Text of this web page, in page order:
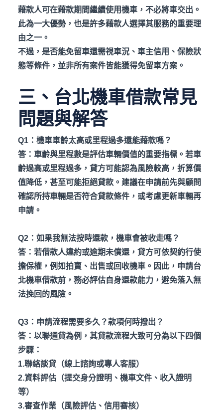
藉款人可在藉款期間繼續使用機車，不必將車交出。
此為一大優勢，也是許多藉款人選擇其服務的重要理
由之一。
不過，是否能免留車還需視車況、車主信用、保險狀
態等條件，並非所有案件皆能獲得免留車方案。
三、台北機車借款常見
問題與解答
Q1 ：機車車齡太高或里程過多還能藉款嗎？
答：車齡與里程數是評估車輛價值的重要指標。若車
齡過高或里程過多，貸方可能認為風險較高，折算價
值降低，甚至可能拒絕貸款。建議在申請前先與顧問
確認所持車輛是否符合貸款條件，或考慮更新車輛再
申請。
Q2 ：如果我無法按時還款，機車會被收走嗎？
答：若借款人違約或逾期未償還，貸方可依契約行使
擔保權，例如拍賣、出售或回收機車。因此，申請台
北機車借款前，務必評估自身還款能力，避免落入無
法挽回的風險。
Q3 ：申請流程需要多久？款項何時撥出？
答：以聯通貸為例，其貸款流程大致可分為以下四個
步驟：
1.聯絡談貸（線上諮詢或專人客服）
2.資料評估（提交身分證明、機車文件、收入證明
等）
3.審查作業（風險評估、信用審核）